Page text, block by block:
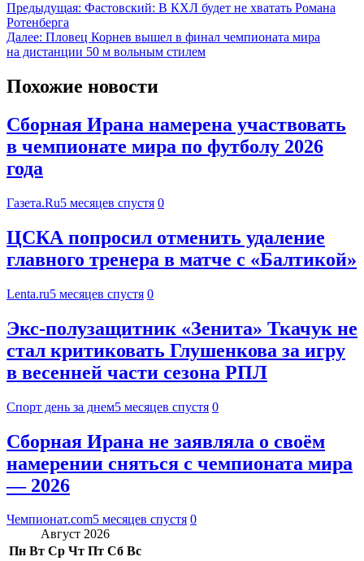
Предыдущая: Фастовский: В КХЛ будет не хватать Романа
Ротенберга
Далее: Пловец Корнев вышел в финал чемпионата мира
на дистанции 50 м вольным стилем
Похожие новости
Сборная Ирана намерена участвовать
в чемпионате мира по футболу 2026
года
Газета.Ru5 месяцев спустя 0
ЦСКА попросил отменить удаление
главного тренера в матче с «Балтикой»
Lenta.ru5 месяцев спустя 0
Экс-полузащитник «Зенита» Ткачук не
стал критиковать Глушенкова за игру
в весенней части сезона РПЛ
Спорт день за днем5 месяцев спустя 0
Сборная Ирана не заявляла о своём
намерении сняться с чемпионата мира
— 2026
Чемпионат.com5 месяцев спустя 0
Август 2026
Пн Вт Ср Чт Пт Сб Вс